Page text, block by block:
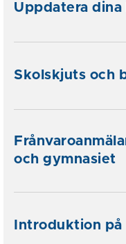
Uppdatera
Skolskjuts och
och gymnasiet
Introduktion